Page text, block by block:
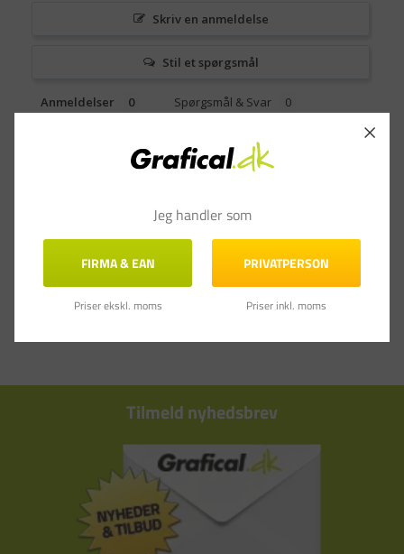
Skriv en anmeldelse
Stil et spørgsmål
Anmeldelser Spørgsmål & Svar
Tilmeld nyhedsbrev
Jeg handler som
FIRMA & EAN
Priser ekskl. moms
PRIVATPERSON
Priser inkl. moms